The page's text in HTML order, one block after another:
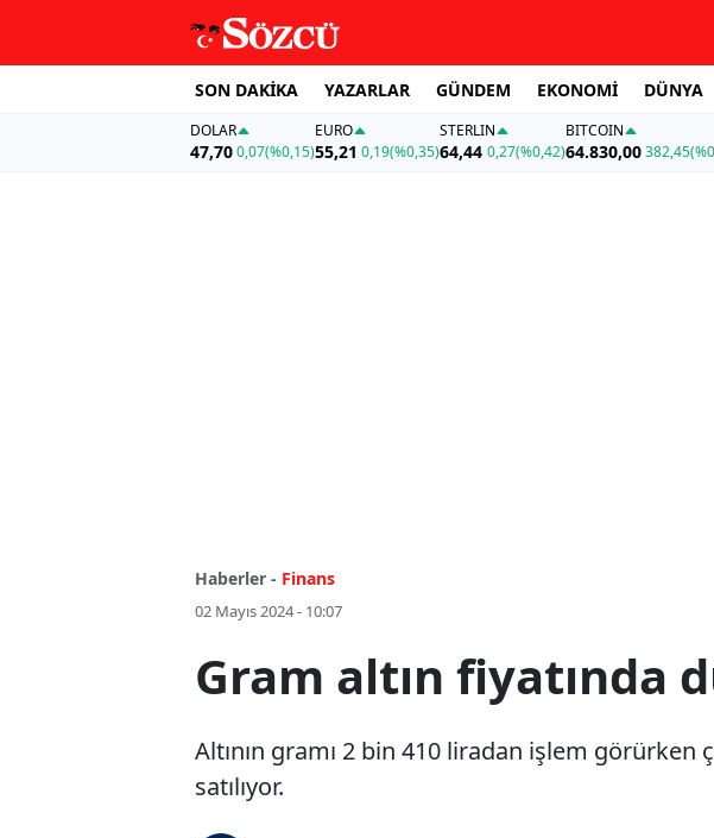
SON DAKİKA YAZARLAR GÜNDEM EKONOMİ DÜNYA
DOLAR
47,700,07(%0,15)
EURO
55,21 0,19(%0,35)
STERLIN
64,44 0,27(%0,42)
BITCOIN
64.830,00382,45
Haberler - Finans
02 Mayıs 2024 - 10:07
Gram altın fiyatında
Altının gramı 2 bin 410 liradan işlem görürken
satılıyor.